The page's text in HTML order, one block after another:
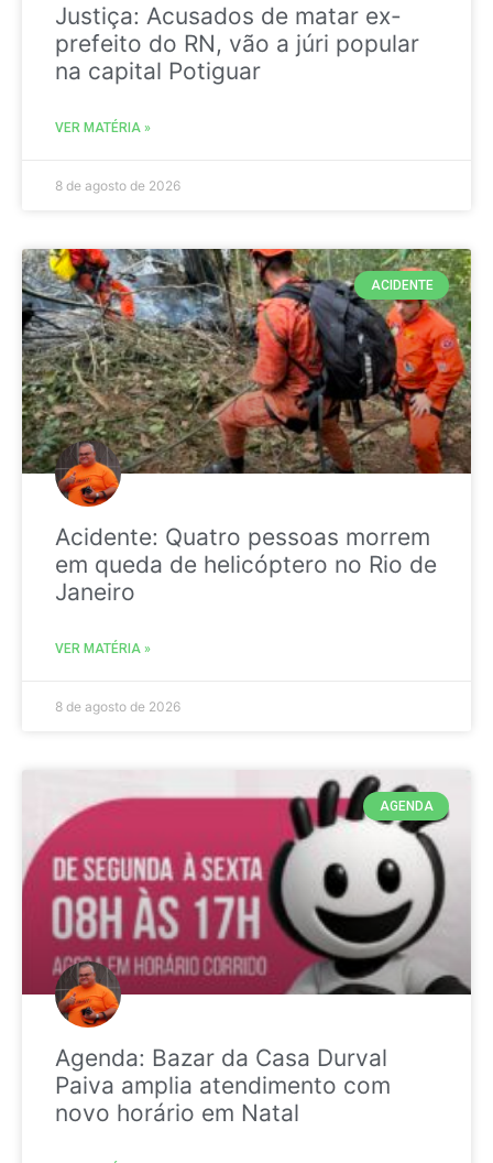
Justiça: Acusados de matar ex-
prefeito do RN, vão a júri popular
na capital Potiguar
VER MATÉRIA »
8 de agosto de 2026
ACIDENTE
Acidente: Quatro pessoas morrem
em queda de helicóptero no Rio de
Janeiro
VER MATÉRIA »
8 de agosto de 2026
AGENDA
Agenda: Bazar da Casa Durval
Paiva amplia atendimento com
novo horário em Natal